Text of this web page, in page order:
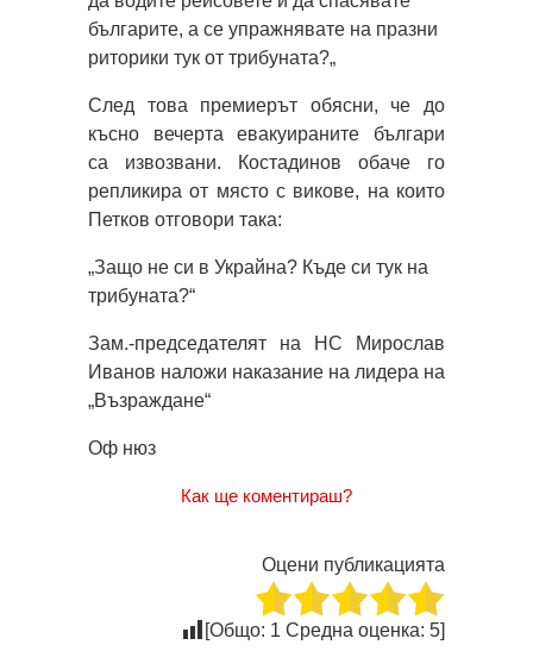
българите, а се упражнявате на празни
риторики тук от трибуната?„
След това премиерът обясни, че до
късно вечерта евакуираните българи
са извозвани. Костадинов обаче го
репликира от място с викове, на които
Петков отговори така:
„Защо не си в Украйна? Къде си тук на
трибуната?“
Зам.-председателят на НС Мирослав
Иванов наложи наказание на лидера на
„Възраждане“
Оф нюз
Как ще коментираш?
Оцени публикацията
[Общо: 1 Средна оценка: 5]